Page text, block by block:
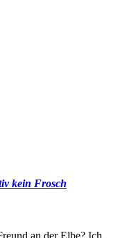
kein Frosch
an der Elbe? Ich